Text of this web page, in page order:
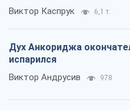
Виктор Каспрук 6,1 т.
Дух Анкориджа
испарился
Виктор Андрусив 978